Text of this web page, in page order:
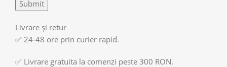
Livrare și retur
✅ 24-48 ore prin curier rapid.
✅ Livrare gratuita la comenzi peste 300 RON.